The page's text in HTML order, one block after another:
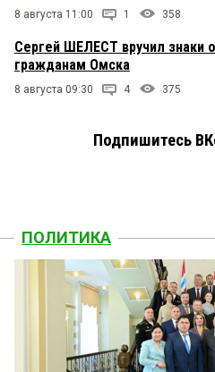
8 августа 11:00 1 358
Сергей ШЕЛЕСТ вручил знаки
гражданам Омска
8 августа 09:30 4 375
Подпишитесь
ПОЛИТИКА